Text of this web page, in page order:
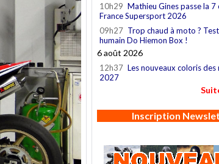
10h29 Mathieu Gines passe la
France Supersport 2026
09h27 Trop chaud à moto ?
humain Do Hiemon Box !
6 août 2026
12h37 Les nouveaux coloris
2027
Inscription